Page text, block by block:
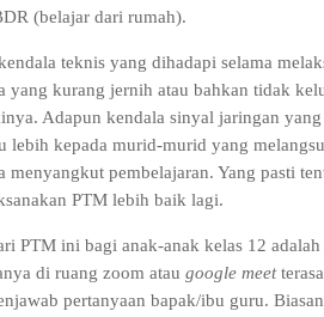
(belajar dari rumah).
teknis yang dihadapi selama
yang kurang jernih atau bahkan tidak
Adapun kendala sinyal jaringan
lebih kepada murid-murid yang
pembelajaran. Yang pasti
PTM lebih baik lagi.
PTM ini bagi anak-anak kelas 12
di ruang zoom ataugoogle meet
pertanyaan bapak/ibu guru.